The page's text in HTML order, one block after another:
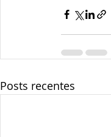
Posts recentes